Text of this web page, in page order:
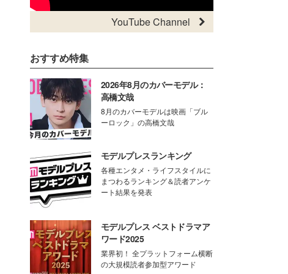
YouTube Channel
おすすめ特集
2026年8月のカバーモデル：
高橋文哉
8月のカバーモデルは映画「ブル
ーロック」の高橋文哉
モデルプレスランキング
各種エンタメ・ライフスタイルに
まつわるランキング＆読者アンケ
ート結果を発表
モデルプレス ベストドラマア
ワード2025
業界初！ 全プラットフォーム横断
の大規模読者参加型アワード